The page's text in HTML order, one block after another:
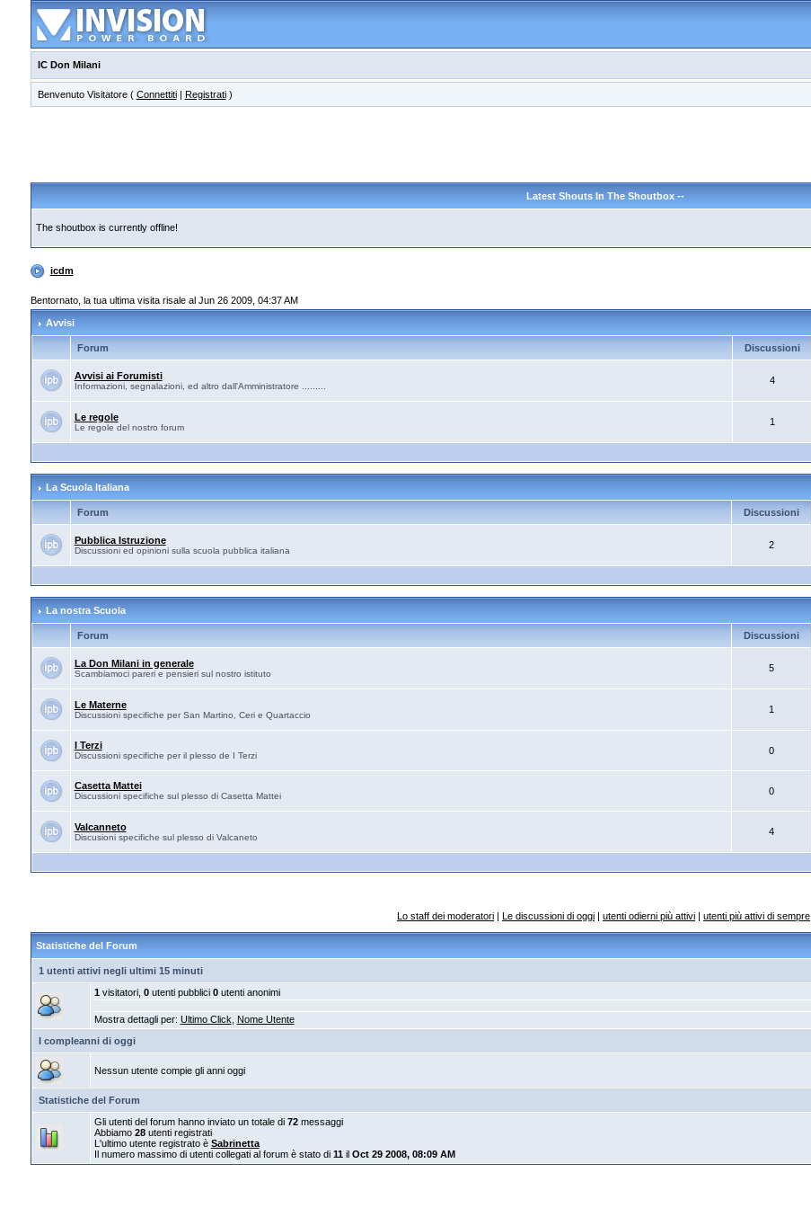
IC Don Milani
Benvenuto Visitatore ( Connettiti| Registrati)
Latest Shouts In The Shoutbox --
The shoutbox is currently offline!
icdm
Bentornato, la tua ultima visita risale al Jun 26 2009, 04:37 AM
Avvisi
Forum Discussioni
Avvisi ai Forumisti
Informazioni, segnalazioni, ed altro dall'Amministratore .........
4
Le regole
Le regole del nostro forum
1
La Scuola Italiana
Forum Discussioni
Pubblica Istruzione
Discussioni ed opinioni sulla scuola pubblica italiana
2
La nostra Scuola
Forum Discussioni
La Don Milani in generale
Scambiamoci pareri e pensieri sul nostro istituto
5
Le Materne
Discussioni specifiche per San Martino, Ceri e Quartaccio
1
I Terzi
Discussioni specifiche per il plesso de I Terzi 0
Casetta Mattei
Discussioni specifiche sul plesso di Casetta Mattei 0
Valcanneto
Discusioni specifiche sul plesso di Valcaneto
4
Lo staff dei moderatori| Le discussioni di oggi| utenti odierni più attivi| utenti più attivi di sempre
Statistiche del Forum
1 utenti attivi negli ultimi 15 minuti
1visitatori, 0utenti pubblici 0utenti anonimi
Mostra dettagli per: Ultimo Click
Nome Utente
I compleanni di oggi
Nessun utente compie gli anni oggi
Statistiche del Forum
Gli utenti del forum hanno inviato un totale di 72messaggi
Abbiamo 28utenti registrati
L'ultimo utente registrato è Sabrinetta
Il numero massimo di utenti collegati al forum è stato di 11il Oct 29 2008, 08:09 AM